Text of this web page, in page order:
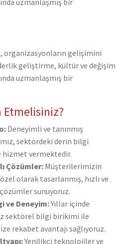
organizasyonların gelişimini
geliştirme, kültür ve değişim
uzmanlaşmış bir
Etmelisiniz?
Deneyimli ve tanınmış
sektördeki derin bilgi
vermektedir.
Çözümler:Müşterilerimizin
olarak tasarlanmış, hızlı ve
sunuyoruz.
ve Deneyim:Yıllar içinde
sektörel bilgi birikimi ile
rekabet avantajı sağlıyoruz.
Yenilikçi teknolojiler ve